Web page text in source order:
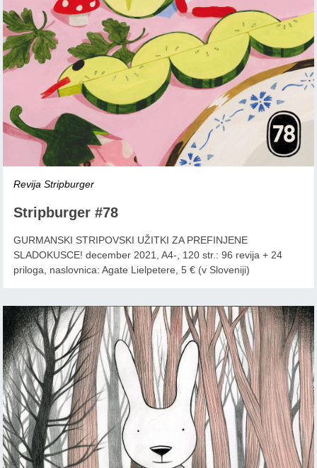
Revija Stripburger
Stripburger #78
GURMANSKI STRIPOVSKI UŽITKI ZA PREFINJENE
SLADOKUSCE! december 2021, A4-, 120 str.: 96 revija + 24
priloga, naslovnica: Agate Lielpetere, 5 € (v Sloveniji)